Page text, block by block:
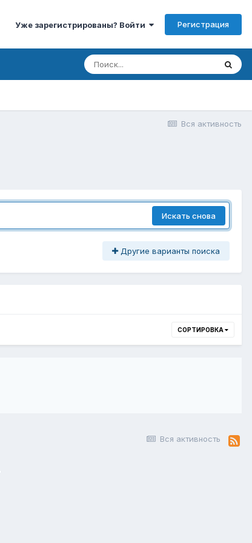
Уже зарегистрированы? Войти Регистрация
Вся активность
Искать снова
Другие варианты поиска
СОРТИРОВКА
Вся активность